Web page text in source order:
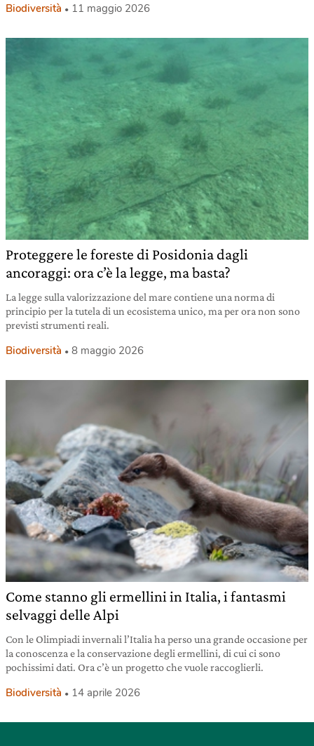
Biodiversità 11 maggio 2026
Proteggere le foreste di Posidonia dagli
ancoraggi: ora c’è la legge, ma basta?
La legge sulla valorizzazione del mare contiene una norma di
principio per la tutela di un ecosistema unico, ma per ora non sono
previsti strumenti reali.
Biodiversità 8 maggio 2026
Come stanno gli ermellini in Italia, i fantasmi
selvaggi delle Alpi
Con le Olimpiadi invernali l’Italia ha perso una grande occasione per
la conoscenza e la conservazione degli ermellini, di cui ci sono
pochissimi dati. Ora c’è un progetto che vuole raccoglierli.
Biodiversità 14 aprile 2026